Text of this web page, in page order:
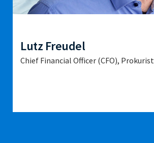
Lutz Freudel
Chief Financial Officer (CFO), Prokurist